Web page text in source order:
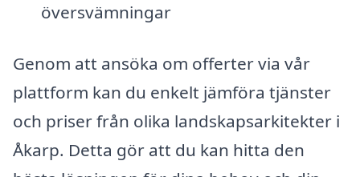
översvämningar
Genom att ansöka om offerter via vår
plattform kan du enkelt jämföra tjänster
och priser från olika landskapsarkitekter i
Åkarp. Detta gör att du kan hitta den